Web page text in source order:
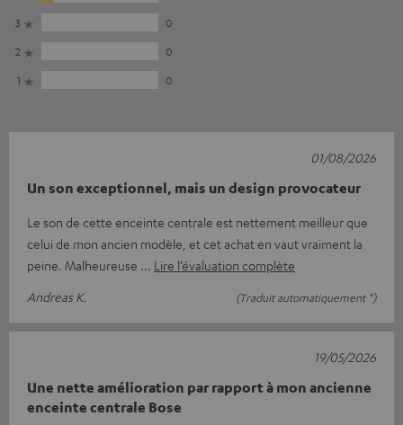
3
0
2
0
1
0
Un son exceptionnel, mais un design provocateur
Le son de cette enceinte centrale est nettement meilleur que
celui de mon ancien modèle, et cet achat en vaut vraiment la
peine. Malheureuse
Lire l’évaluation complète
Andreas K.
(Traduit automatiquement *)
01/08/2026
Une nette amélioration par rapport à mon ancienne
enceinte centrale Bose
19/05/2026